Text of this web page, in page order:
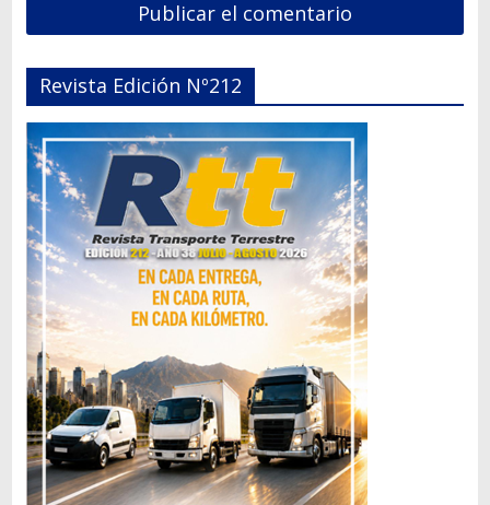
Revista Edición Nº212